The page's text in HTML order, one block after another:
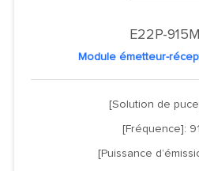
E22P-
Module émetteur-
[Solution de
[Fréquence]:
[Puissance